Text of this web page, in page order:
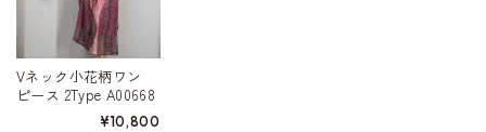
Vネック小花柄ワン
ピース 2Type A00668
¥10,800